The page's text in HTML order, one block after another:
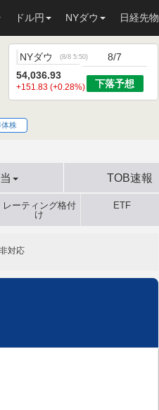
ドル円 NYダウ 日経先物
NYダウ (8/8 5:50)
54,036.93
+151.83 (+0.28%)
8/7
下落予想
体株
TOB速報
レーティング格付
け
ETF
対応